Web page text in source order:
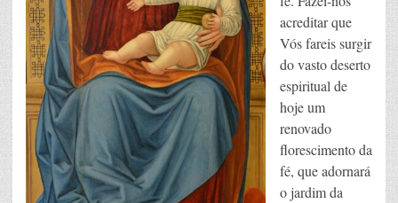
acreditar que
Vós fareis surgir
do vasto deserto
espiritual de
hoje um
renovado
florescimento da
fé, que adornará
o jardim da